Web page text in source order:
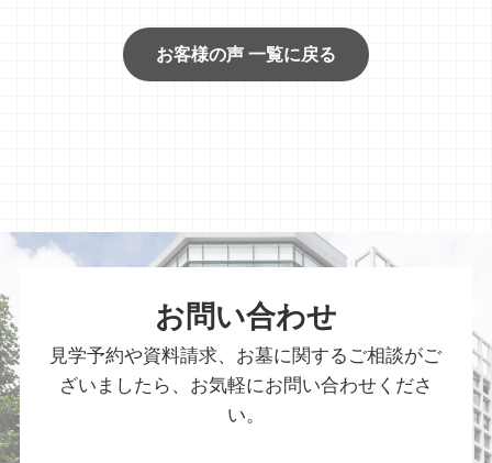
お客様の声 一覧に戻る
お問い合わせ
見学予約や資料請求、お墓に関するご相談がご
ざいましたら、お気軽にお問い合わせくださ
い。